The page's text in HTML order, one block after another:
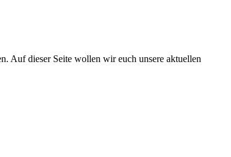
Auf dieser Seite wollen wir euch unsere aktuellen